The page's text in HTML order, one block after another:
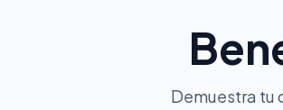
Demuestra tu